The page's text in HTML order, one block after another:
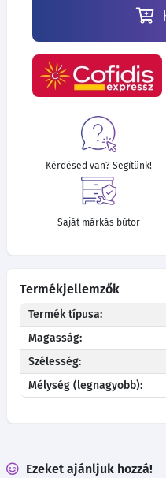
Kérdésed van? Segítünk!
Saját márkás bútor
Termékjellemzők
Termék típusa:
Magasság:
Szélesség:
Mélység (legnagyobb):
Ezeket ajánljuk hozzá!